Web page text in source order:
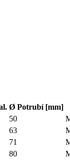
Ø Potrubí [mm]
50
63
71
80